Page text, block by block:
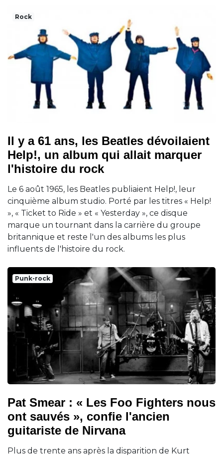
Rock
Il y a 61 ans, les Beatles dévoilaient
Help!, un album qui allait marquer
l'histoire du rock
Le 6 août 1965, les Beatles publiaient Help!, leur
cinquième album studio. Porté par les titres « Help!
», « Ticket to Ride » et « Yesterday », ce disque
marque un tournant dans la carrière du groupe
britannique et reste l'un des albums les plus
influents de l'histoire du rock.
Punk-rock
Pat Smear : « Les Foo Fighters nous
ont sauvés », confie l'ancien
guitariste de Nirvana
Plus de trente ans après la disparition de Kurt